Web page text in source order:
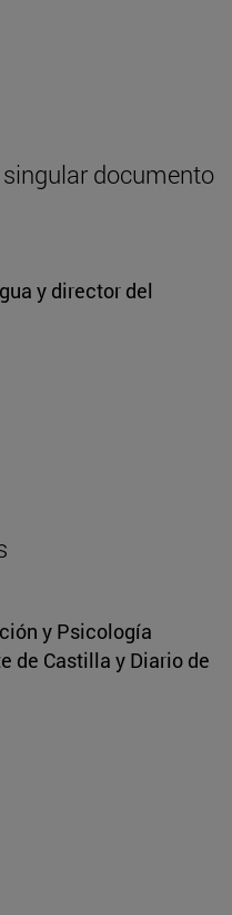
singular documento
y director del
y Psicología
de Castilla y Diario de